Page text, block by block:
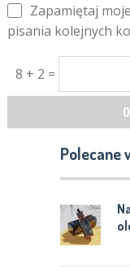
Zapamiętaj
pisania kolejnych
8 + 2 =
Polecane